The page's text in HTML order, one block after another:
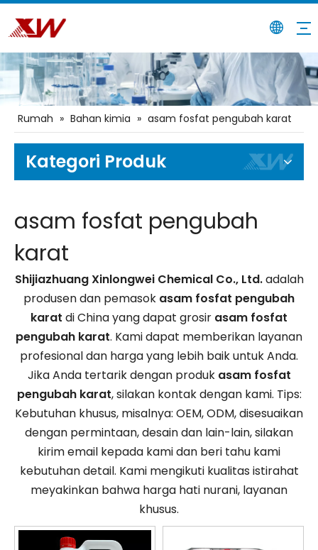
Rumah » Bahan kimia » asam fosfat pengubah karat
Kategori Produk
asam fosfat pengubah
karat
Shijiazhuang Xinlongwei Chemical Co., Ltd.adalah
produsen dan pemasok asam fosfat pengubah
karat di China yang dapat grosir asam fosfat
pengubah karat. Kami dapat memberikan layanan
profesional dan harga yang lebih baik untuk Anda.
Jika Anda tertarik dengan produk asam fosfat
pengubah karat, silakan kontak dengan kami. Tips:
Kebutuhan khusus, misalnya: OEM, ODM, disesuaikan
dengan permintaan, desain dan lain-lain, silakan
kirim email kepada kami dan beri tahu kami
kebutuhan detail. Kami mengikuti kualitas istirahat
meyakinkan bahwa harga hati nurani, layanan
khusus.